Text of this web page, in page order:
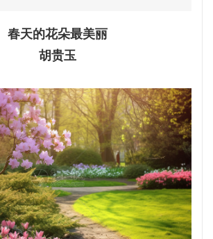
春天的花朵最美丽
胡贵玉